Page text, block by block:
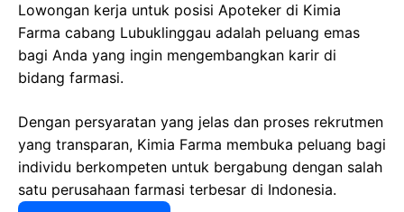
Lowongan kerja untuk posisi Apoteker di Kimia
Farma cabang Lubuklinggau adalah peluang emas
bagi Anda yang ingin mengembangkan karir di
bidang farmasi.
Dengan persyaratan yang jelas dan proses rekrutmen
yang transparan, Kimia Farma membuka peluang bagi
individu berkompeten untuk bergabung dengan salah
satu perusahaan farmasi terbesar di Indonesia.